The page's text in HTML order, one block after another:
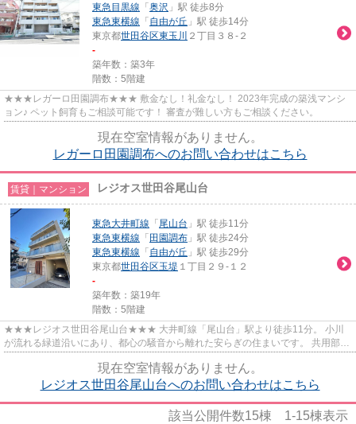
東急目黒線 「 奥沢 」駅 徒歩8分
東急東横線 「 自由が丘 」駅 徒歩14分
東京都世田谷区東玉川 ２丁目３８-２
-
築年数：築3年
階数：5階建
★★★レガーロ田園調布★★★ 敷金なし！礼金なし！ 2023年完成の築浅マンシ
ョン♪ ペット飼育もご相談可能です！ 審査が難しい方もご相談ください。
現在空室情報がありません。
レガーロ田園調布へのお問い合わせはこちら
賃貸｜マンション レジオス世田谷尾山台
東急大井町線 「 尾山台 」駅 徒歩11分
東急東横線 「 田園調布 」駅 徒歩24分
東急東横線 「 自由が丘 」駅 徒歩29分
東京都世田谷区玉堤 １丁目２９-１２
-
築年数：築19年
階数：5階建
★★★レジオス世田谷尾山台★★★ 大井町線「尾山台」駅より徒歩11分。 小川
が流れる緑道沿いにあり、都心の騒音から離れた安らぎの住まいです。 共用部に
現在空室情報がありません。
レジオス世田谷尾山台へのお問い合わせはこちら
該当公開件数15棟 1-15棟表示